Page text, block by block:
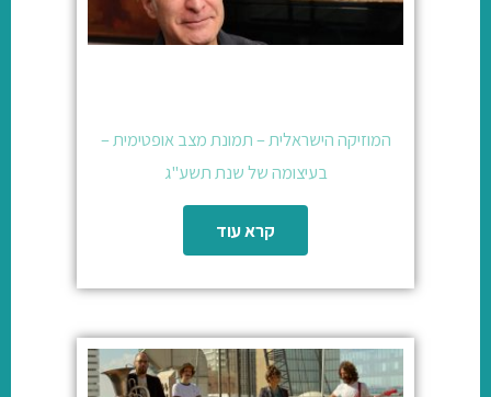
המוזיקה הישראלית – תמונת מצב אופטימית –
בעיצומה של שנת תשע"ג
קרא עוד